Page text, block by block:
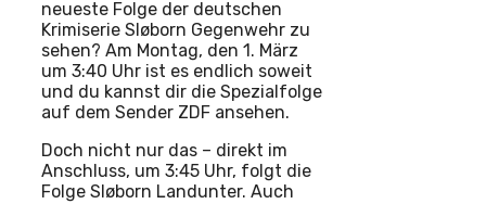
neueste Folge der deutschen
Krimiserie Sløborn Gegenwehr zu
sehen? Am Montag, den 1. März
um 3:40 Uhr ist es endlich soweit
und du kannst dir die Spezialfolge
auf dem Sender ZDF ansehen.
Doch nicht nur das – direkt im
Anschluss, um 3:45 Uhr, folgt die
Folge Sløborn Landunter. Auch